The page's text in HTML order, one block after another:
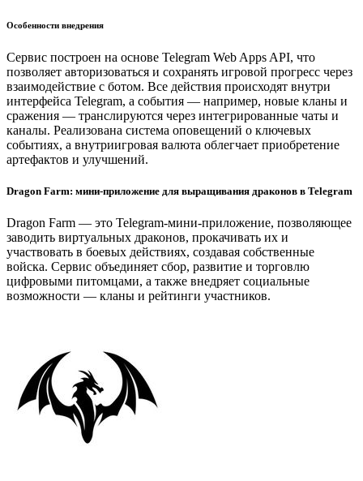
Особенности внедрения
Сервис построен на основе Telegram Web Apps API, что
позволяет авторизоваться и сохранять игровой прогресс через
взаимодействие с ботом. Все действия происходят внутри
интерфейса Telegram, а события — например, новые кланы и
сражения — транслируются через интегрированные чаты и
каналы. Реализована система оповещений о ключевых
событиях, а внутриигровая валюта облегчает приобретение
артефактов и улучшений.
Dragon Farm: мини-приложение для выращивания драконов в Telegram
Dragon Farm — это Telegram-мини-приложение, позволяющее
заводить виртуальных драконов, прокачивать их и
участвовать в боевых действиях, создавая собственные
войска. Сервис объединяет сбор, развитие и торговлю
цифровыми питомцами, а также внедряет социальные
возможности — кланы и рейтинги участников.